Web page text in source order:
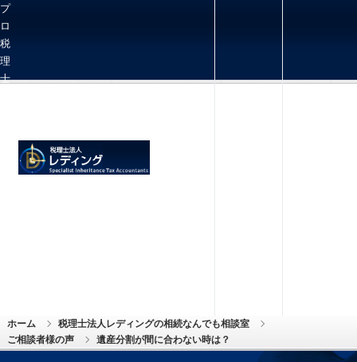
プ
ロ
税
理
士
ホーム
税理士法人レディングの相続なんでも相談室
ご相談者様の声
遺産分割が間に合わない時は？